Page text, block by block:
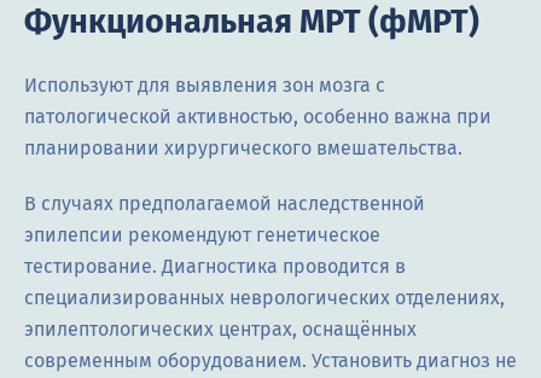
Функциональная МРТ (фМРТ)
Используют для выявления зон мозга с
патологической активностью, особенно важна при
планировании хирургического вмешательства.
В случаях предполагаемой наследственной
эпилепсии рекомендуют генетическое
тестирование. Диагностика проводится в
специализированных неврологических отделениях,
эпилептологических центрах, оснащённых
современным оборудованием. Установить диагноз не